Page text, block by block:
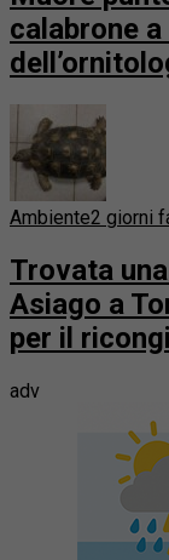
calabrone
Ambiente2 giorni
Trovata
Asiago a
per il
adv